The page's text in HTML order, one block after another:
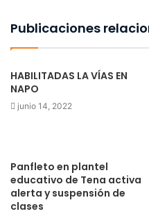
Publicaciones
HABILITADAS LA VÍAS EN
NAPO
junio 14, 2022
Panfleto en plantel
educativo de Tena activa
alerta y suspensión de
clases